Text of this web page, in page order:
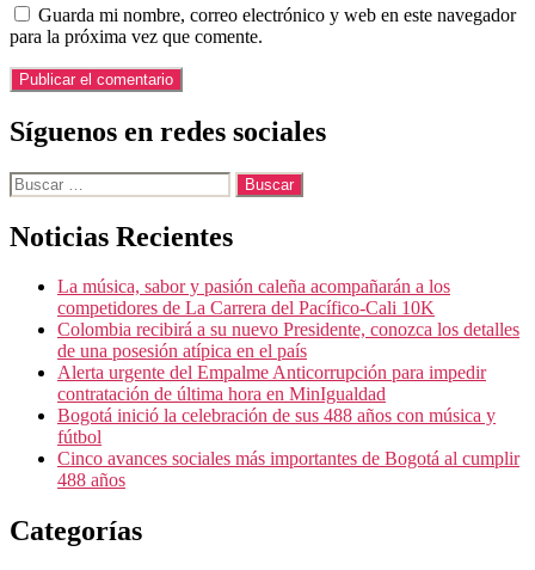
Guarda mi nombre, correo electrónico y web en este navegador
para la próxima vez que comente.
Síguenos en redes sociales
Buscar:
Noticias Recientes
La música, sabor y pasión caleña acompañarán a los
competidores de La Carrera del Pacífico-Cali 10K
Colombia recibirá a su nuevo Presidente, conozca los detalles
de una posesión atípica en el país
Alerta urgente del Empalme Anticorrupción para impedir
contratación de última hora en MinIgualdad
Bogotá inició la celebración de sus 488 años con música y
fútbol
Cinco avances sociales más importantes de Bogotá al cumplir
488 años
Categorías